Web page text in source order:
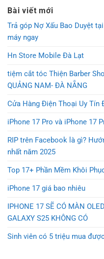
Bài viết mới
Trả góp Nợ Xấu Bao Duyệt
máy ngay
Hn Store Mobile Đà Lạt
tiệm cắt tóc Thiện Barber
QUẢNG NAM- ĐÀ NẴNG
Cửa Hàng Điện Thoại Uy Tín
iPhone 17 Pro và iPhone 17
RIP trên Facebook là gì?
nhất năm 2025
Top 17+ Phần Mềm Khôi
iPhone 17 giá bao nhiêu
IPHONE 17 SẼ CÓ MÀN
GALAXY S25 KHÔNG CÓ
Sinh viên có 5 triệu mua